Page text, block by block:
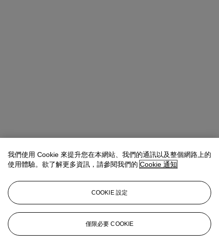
Allison ImmergutVice President, Specialist, Co-Head of Day Sale
查閱狀況報告或聯絡我們查詢更多拍品資料
aimmergut@christies.com
登入
瀏覽狀況報告
我們使用 Cookie 來提升您在本網站、我們的通訊以及整個網路上的
使用體驗。欲了解更多資訊，請參閱我們的 Cookie 通知
COOKIE 設定
僅限必要 COOKIE